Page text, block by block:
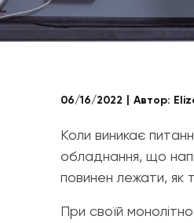
06/16/2022 Автор:
Коли виникає
обладнання, що
повинен лежати, як
При своїй